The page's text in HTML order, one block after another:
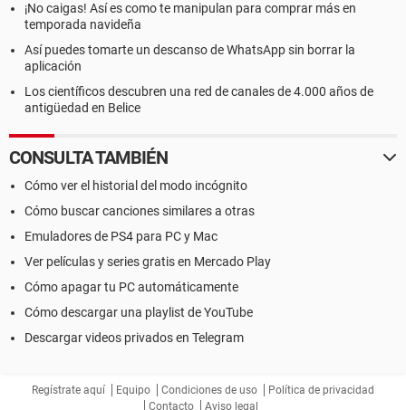
¡No caigas! Así es como te manipulan para comprar más en
temporada navideña
Así puedes tomarte un descanso de WhatsApp sin borrar la
aplicación
Los científicos descubren una red de canales de 4.000 años de
antigüedad en Belice
CONSULTA TAMBIÉN
Cómo ver el historial del modo incógnito
Cómo buscar canciones similares a otras
Emuladores de PS4 para PC y Mac
Ver películas y series gratis en Mercado Play
Cómo apagar tu PC automáticamente
Cómo descargar una playlist de YouTube
Descargar videos privados en Telegram
Regístrate aquí Equipo Condiciones de uso
Política de privacidad
Contacto
Aviso legal